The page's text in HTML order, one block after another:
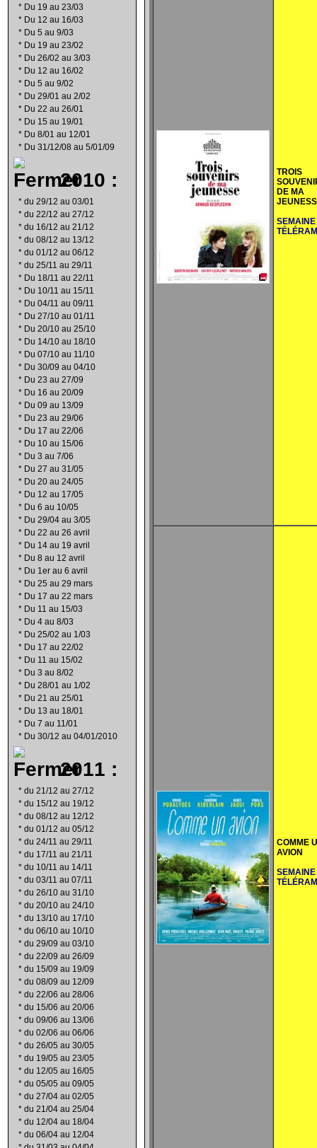
* Du 19 au 23/03
* Du 12 au 16/03
* Du 5 au 9/03
* Du 19 au 23/02
* Du 26/02 au 3/03
* Du 12 au 16/02
* Du 5 au 9/02
* Du 29/01 au 2/02
* Du 22 au 26/01
* Du 15 au 19/01
* Du 8/01 au 12/01
* Du 31/12/08 au 5/01/09
2010 :
* du 29/12 au 03/01
* du 22/12 au 27/12
* du 16/12 au 21/12
* du 08/12 au 13/12
* du 01/12 au 06/12
* du 25/11 au 29/11
* Du 18/11 au 22/11
* Du 10/11 au 15/11
* Du 04/11 au 09/11
* Du 27/10 au 01/11
* Du 20/10 au 25/10
* Du 14/10 au 18/10
* Du 07/10 au 11/10
* Du 30/09 au 04/10
* Du 23 au 27/09
* Du 16 au 20/09
* Du 09 au 13/09
* Du 23 au 29/06
* Du 17 au 22/06
* Du 10 au 15/06
* Du 3 au 7/06
* Du 27 au 31/05
* Du 20 au 24/05
* Du 12 au 17/05
* Du 6 au 10/05
* Du 29/04 au 3/05
* Du 22 au 26 avril
* Du 14 au 19 avril
* Du 8 au 12 avril
* Du 1er au 6 avril
* Du 25 au 29 mars
* Du 17 au 22 mars
* Du 11 au 15/03
* Du 4 au 8/03
* Du 25/02 au 1/03
* Du 17 au 22/02
* Du 11 au 15/02
* Du 3 au 8/02
* Du 28/01 au 1/02
* Du 21 au 25/01
* Du 13 au 18/01
* Du 7 au 11/01
* Du 30/12 au 04/01/2010
2011 :
* du 21/12 au 27/12
* du 15/12 au 19/12
* du 08/12 au 12/12
* du 01/12 au 05/12
* du 24/11 au 29/11
* du 17/11 au 21/11
* du 10/11 au 14/11
* du 03/11 au 07/11
* du 26/10 au 31/10
* du 20/10 au 24/10
* du 13/10 au 17/10
* du 06/10 au 10/10
* du 29/09 au 03/10
* du 22/09 au 26/09
* du 15/09 au 19/09
* du 08/09 au 12/09
* du 22/06 au 28/06
* du 15/06 au 20/06
* du 09/06 au 13/06
* du 02/06 au 06/06
* du 26/05 au 30/05
* du 19/05 au 23/05
* du 12/05 au 16/05
* du 05/05 au 09/05
* du 27/04 au 02/05
* du 21/04 au 25/04
* du 12/04 au 18/04
* du 06/04 au 12/04
TROIS
DE MA
SEMAINE
COMME
AVION
SEMAINE